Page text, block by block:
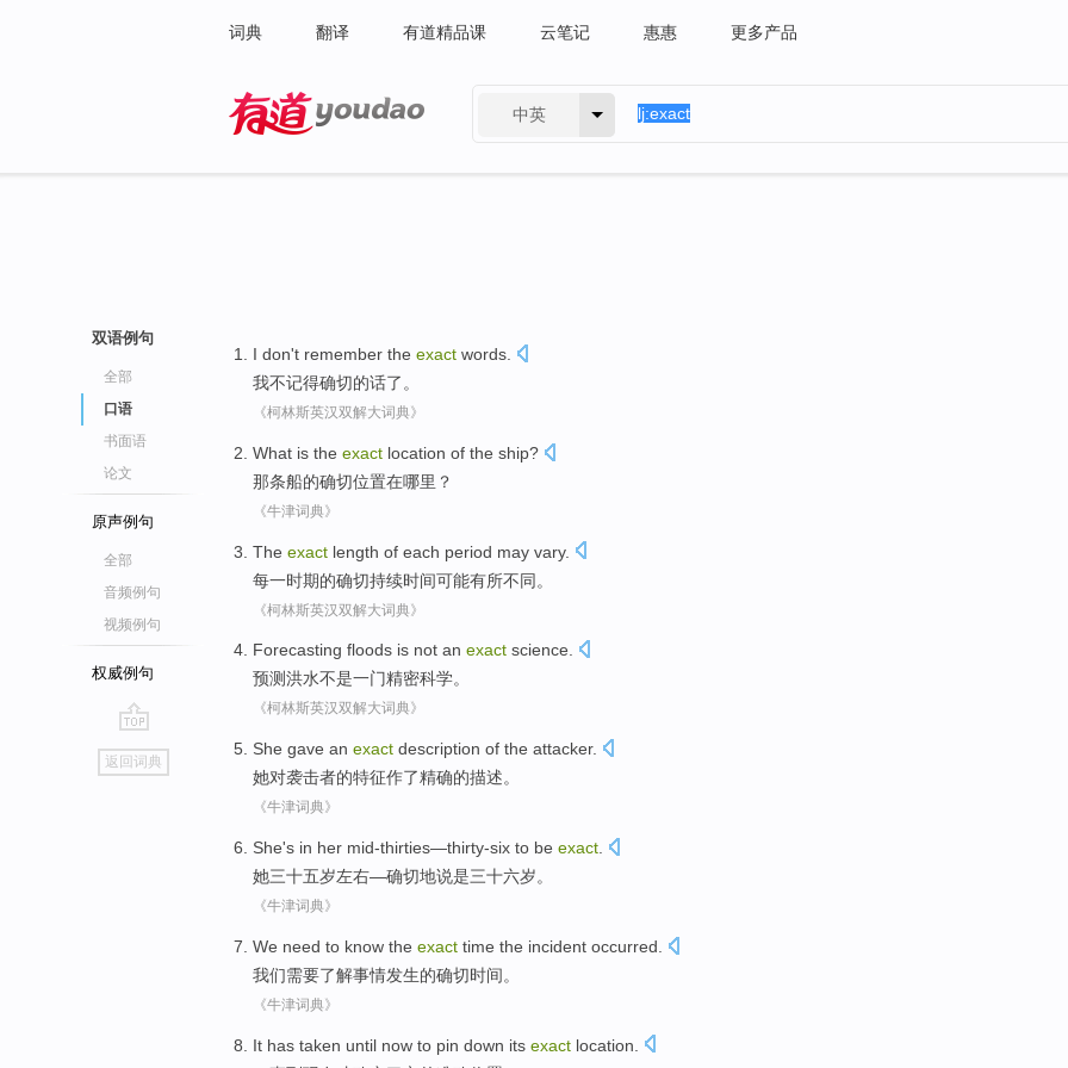
词典 翻译 有道精品课 云笔记 惠惠 更多产品
中英
双语例句
全部
口语
书面语
论文
原声例句
全部
音频例句
视频例句
权威例句
go
top
返回词典
I don't remember the exact words
我不记得确切的话了。
《柯林斯英汉双解大词典》
What is the exact location of the ship?
那条船的确切位置在哪里？
《牛津词典》
The exact length of each period may vary.
每一时期的确切持续时间可能有所不同。
《柯林斯英汉双解大词典》
Forecasting floods is not an exact science.
预测洪水不是一门精密科学。
《柯林斯英汉双解大词典》
She gave an exact description of the attacker.
她对袭击者的特征作了精确的描述。
《牛津词典》
She's in her mid-thirties—thirty-six to be exact
她三十五岁左右—确切地说是三十六岁。
《牛津词典》
We need to know the exact time the incident occurred
我们需要了解事情发生的确切时间。
《牛津词典》
It has taken until now to pin down its exact location